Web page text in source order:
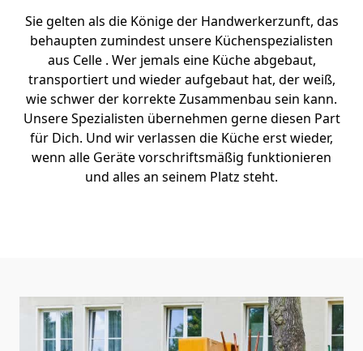
Sie gelten als die Könige der Handwerkerzunft, das
behaupten zumindest unsere Küchenspezialisten
aus Celle . Wer jemals eine Küche abgebaut,
transportiert und wieder aufgebaut hat, der weiß,
wie schwer der korrekte Zusammenbau sein kann.
Unsere Spezialisten übernehmen gerne diesen Part
für Dich. Und wir verlassen die Küche erst wieder,
wenn alle Geräte vorschriftsmäßig funktionieren
und alles an seinem Platz steht.